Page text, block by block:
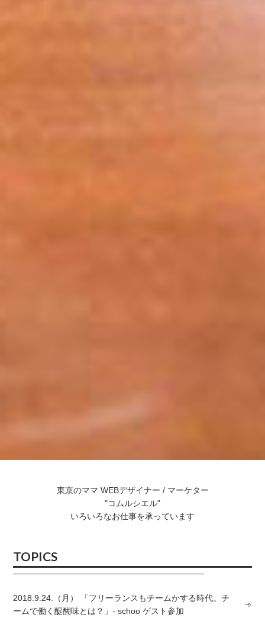
東京のママ WEBデザイナー / マーケター
"コムルシエル"
いろいろなお仕事を承っています
TOPICS
2018.9.24.（月） 「フリーランスもチームかする時代。チ
ームで働く醍醐味とは？」- schoo ゲスト参加